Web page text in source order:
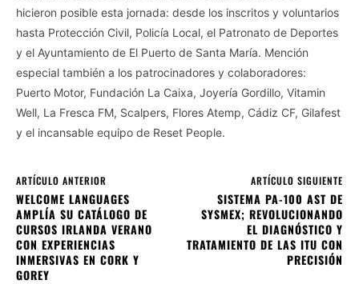
hicieron posible esta jornada: desde los inscritos y voluntarios
hasta Protección Civil, Policía Local, el Patronato de Deportes
y el Ayuntamiento de El Puerto de Santa María. Mención
especial también a los patrocinadores y colaboradores:
Puerto Motor, Fundación La Caixa, Joyería Gordillo, Vitamin
Well, La Fresca FM, Scalpers, Flores Atemp, Cádiz CF, Gilafest
y el incansable equipo de Reset People.
ARTÍCULO ANTERIOR
WELCOME LANGUAGES
AMPLÍA SU CATÁLOGO DE
CURSOS IRLANDA VERANO
CON EXPERIENCIAS
INMERSIVAS EN CORK Y
GOREY
ARTÍCULO SIGUIENTE
SISTEMA PA-100 AST DE
SYSMEX; REVOLUCIONANDO
EL DIAGNÓSTICO Y
TRATAMIENTO DE LAS ITU CON
PRECISIÓN